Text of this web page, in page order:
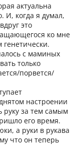
актуальна
И, когда я думал,
это
ко мне
генетически.
с маминых
только
порвется/
настроении
за тем самым
его время.
а руки в рукава
что он теперь